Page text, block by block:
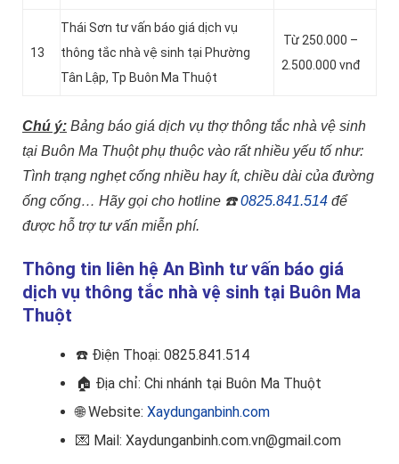
13
Thái Sơn tư vấn báo giá dịch vụ
thông tắc nhà vệ sinh tại Phường
Tân Lập, Tp Buôn Ma Thuột
Từ 250.000 –
2.500.000 vnđ
Chú ý: Bảng báo giá dịch vụ thợ thông tắc nhà vệ sinh
tại Buôn Ma Thuột phụ thuộc vào rất nhiều yếu tố như:
Tình trạng nghẹt cống nhiều hay ít, chiều dài của đường
ống cống… Hãy gọi cho hotline ☎️0825.841.514 để
được hỗ trợ tư vấn miễn phí.
Thông tin liên hệ An Bình tư vấn báo giá
dịch vụ thông tắc nhà vệ sinh tại Buôn Ma
Thuột
☎️ Điện Thoại: 0825.841.514
🏠 Địa chỉ: Chi nhánh tại Buôn Ma Thuột
🌐 Website: Xaydunganbinh.com
💌 Mail: Xaydunganbinh.com.vn@gmail.com